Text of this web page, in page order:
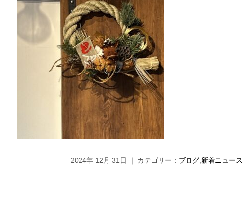
2024年 12月 31日 ｜ カテゴリー： ブログ 新着ニュース